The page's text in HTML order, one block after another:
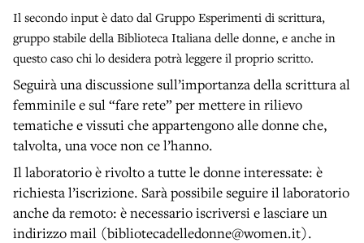
Il secondo input è dato dal Gruppo Esperimenti di scrittura,
gruppo stabile della Biblioteca Italiana delle donne, e anche in
questo caso chi lo desidera potrà leggere il proprio scritto.
Seguirà una discussione sull’importanza della scrittura al
femminile e sul “fare rete” per mettere in rilievo
tematiche e vissuti che appartengono alle donne che,
talvolta, una voce non ce l’hanno.
Il laboratorio è rivolto a tutte le donne interessate: è
richiesta l’iscrizione. Sarà possibile seguire il laboratorio
anche da remoto: è necessario iscriversi e lasciare un
indirizzo mail (bibliotecadelledonne@women.it).